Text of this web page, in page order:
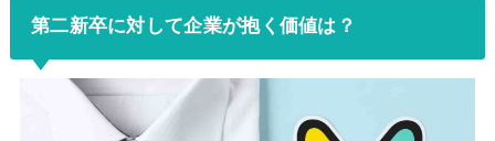
第二新卒に対して企業が抱く価値は？